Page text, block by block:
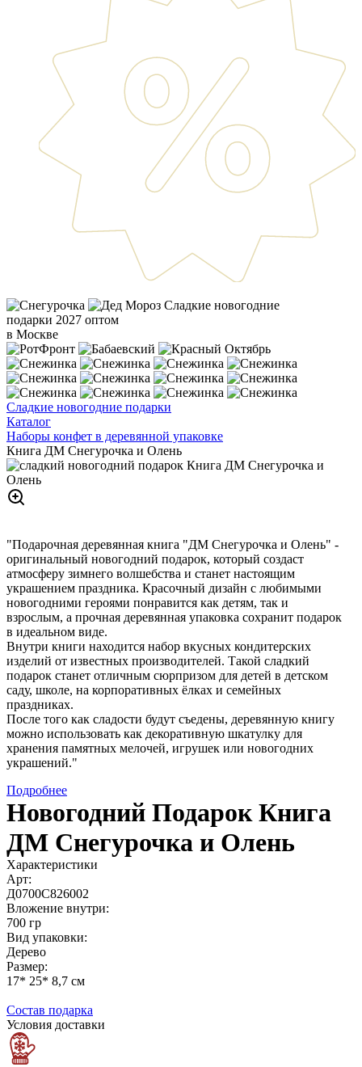
Сладкие новогодние
подарки 2027 оптом
в Москве
Сладкие новогодние подарки
Каталог
Наборы конфет в деревянной упаковке
Книга ДМ Снегурочка и Олень
"Подарочная деревянная книга "ДМ Снегурочка и Олень" -
оригинальный новогодний подарок, который создаст
атмосферу зимнего волшебства и станет настоящим
украшением праздника. Красочный дизайн с любимыми
новогодними героями понравится как детям, так и
взрослым, а прочная деревянная упаковка сохранит подарок
в идеальном виде.
Внутри книги находится набор вкусных кондитерских
изделий от известных производителей. Такой сладкий
подарок станет отличным сюрпризом для детей в детском
саду, школе, на корпоративных ёлках и семейных
праздниках.
После того как сладости будут съедены, деревянную книгу
можно использовать как декоративную шкатулку для
хранения памятных мелочей, игрушек или новогодних
украшений."
Подробнее
Новогодний Подарок Книга
ДМ Снегурочка и Олень
Характеристики
Арт:
Д0700С826002
Вложение внутри:
700 гр
Вид упаковки:
Дерево
Размер:
17* 25* 8,7 см
Состав подарка
Условия доставки